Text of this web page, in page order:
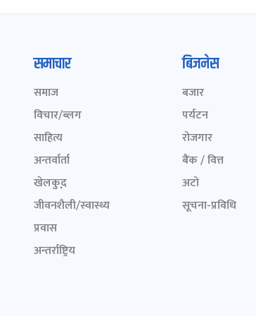
समाचार
समाज
विचार/ब्लग
साहित्य
अन्तर्वार्ता
खेलकुद़़
जीवनशैली/स्वास्थ्य
प्रवास
अन्तर्राष्ट्रिय
बिजनेस
बजार
पर्यटन
रोजगार
बैंक / वित्त
अटो
सूचना-प्रविधि